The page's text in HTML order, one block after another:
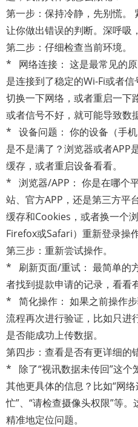
第一步：保持冷静，先别慌。
让你做出错误的判断。深呼吸
第二步：仔细检查当前环境。
* 网络连接： 这是最常见的
是连接到了稳定的Wi-Fi或者
切换一下网络，或者重启一下
或者信号不好，就可能导致数
* 设备问题： 你的设备（手
是不是满了？浏览器或者APP
缓存，或者重启设备看看。
* 浏览器/APP： 你是在哪个
站、官方APP，还是第三方平
缓存和Cookies，或者换一个
Firefox或Safari）重新登录操作
第三步：重新尝试操作。
* 刷新页面/重试： 最简单的
者找到提款申请的记录，看看
* 简化操作： 如果之前操作
流程再次进行验证，比如只进
是否能成功上传数据。
第四步：查看是否有更详细的
* 除了“视讯数据未传回”这个
其他更具体的信息？比如“网
忙”、“请检查摄像头权限”等
精准地定位问题。